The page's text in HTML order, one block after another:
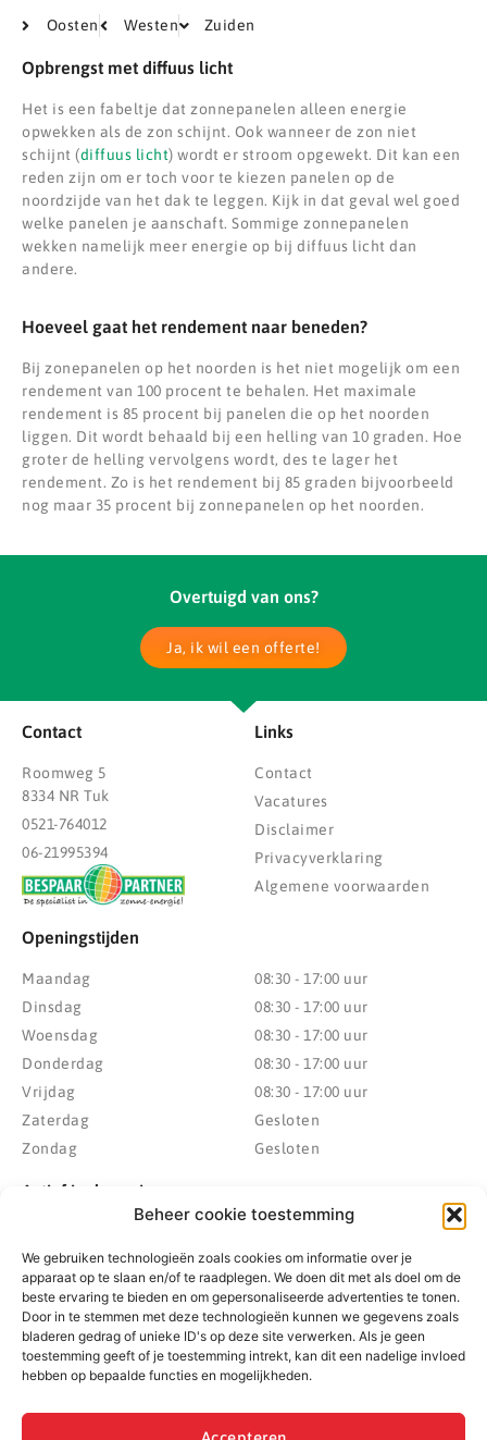
Beheer cookie toestemming
We gebruiken technologieën zoals cookies om informatie over je
apparaat op te slaan en/of te raadplegen. We doen dit met als doel om de
beste ervaring te bieden en om gepersonaliseerde advertenties te tonen.
Door in te stemmen met deze technologieën kunnen we gegevens zoals
bladeren gedrag of unieke ID's op deze site verwerken. Als je geen
toestemming geeft of je toestemming intrekt, kan dit een nadelige invloed
hebben op bepaalde functies en mogelijkheden.
Oosten Westen Zuiden
Opbrengst met diffuus licht
Het is een fabeltje dat zonnepanelen alleen energie
opwekken als de zon schijnt. Ook wanneer de zon niet
schijnt (diffuus licht) wordt er stroom opgewekt. Dit kan een
reden zijn om er toch voor te kiezen panelen op de
noordzijde van het dak te leggen. Kijk in dat geval wel goed
welke panelen je aanschaft. Sommige zonnepanelen
wekken namelijk meer energie op bij diffuus licht dan
andere.
Hoeveel gaat het rendement naar beneden?
Bij zonepanelen op het noorden is het niet mogelijk om een
rendement van 100 procent te behalen. Het maximale
rendement is 85 procent bij panelen die op het noorden
liggen. Dit wordt behaald bij een helling van 10 graden. Hoe
groter de helling vervolgens wordt, des te lager het
rendement. Zo is het rendement bij 85 graden bijvoorbeeld
nog maar 35 procent bij zonnepanelen op het noorden.
Overtuigd van ons?
Ja, ik wil een offerte!
Contact
Roomweg 5
8334 NR Tuk
0521-764012
06-21995394
Links
Contact
Vacatures
Disclaimer
Privacyverklaring
Algemene voorwaarden
Openingstijden
Maandag
Dinsdag
Woensdag
Donderdag
Vrijdag
Zaterdag
Zondag
08:30 - 17:00 uur
08:30 - 17:00 uur
08:30 - 17:00 uur
08:30 - 17:00 uur
08:30 - 17:00 uur
Gesloten
Gesloten
Actief in de regio
Gemeente Hoogeveen
Gemeente Meppel
Gemeente Midden-Drenthe
Gemeente Noordenveld
Gemeente Noordoostpolder
Gemeente Weststellingwerf
Gemeente De Wolden
Zwolle
Heerenveen
Kampen
Emmeloord